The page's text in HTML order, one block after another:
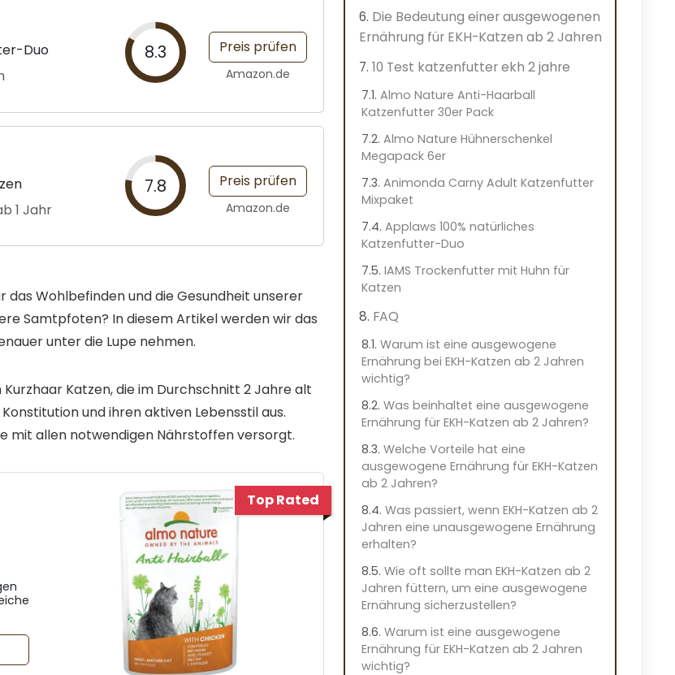
Duo
8.3 Preis prüfen
Amazon.de
1 Jahr
7.8 Preis prüfen
Amazon.de
Wohlbefinden und die Gesundheit unserer
Samtpfoten? In diesem Artikel werden wir das
unter die Lupe nehmen.
Katzen, die im Durchschnitt 2 Jahre alt
und ihren aktiven Lebensstil aus.
mit allen notwendigen Nährstoffen versorgt.
Top Rated
Die Bedeutung einer ausgewogenen
Ernährung für EKH-Katzen ab 2 Jahren
10 Test katzenfutter ekh 2 jahre
Almo Nature Anti-Haarball
Katzenfutter 30er Pack
Almo Nature Hühnerschenkel
Megapack 6er
Animonda Carny Adult Katzenfutter
Mixpaket
Applaws 100% natürliches
Katzenfutter-Duo
IAMS Trockenfutter mit Huhn für
Katzen
FAQ
Warum ist eine ausgewogene
Ernährung bei EKH-Katzen ab 2 Jahren
wichtig?
Was beinhaltet eine ausgewogene
Ernährung für EKH-Katzen ab 2 Jahren?
Welche Vorteile hat eine
ausgewogene Ernährung für EKH-Katzen
ab 2 Jahren?
Was passiert, wenn EKH-Katzen ab 2
Jahren eine unausgewogene Ernährung
erhalten?
Wie oft sollte man EKH-Katzen ab 2
Jahren füttern, um eine ausgewogene
Ernährung sicherzustellen?
Warum ist eine ausgewogene
Ernährung für EKH-Katzen ab 2 Jahren
wichtig?